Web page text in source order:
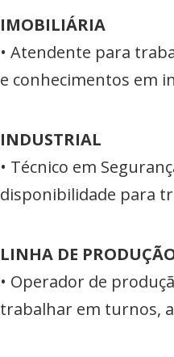
IMOBILIÁRIA
• Atendente para
e conhecimentos em
INDUSTRIAL
• Técnico em
disponibilidade para
LINHA DE
• Operador de
trabalhar em turnos,